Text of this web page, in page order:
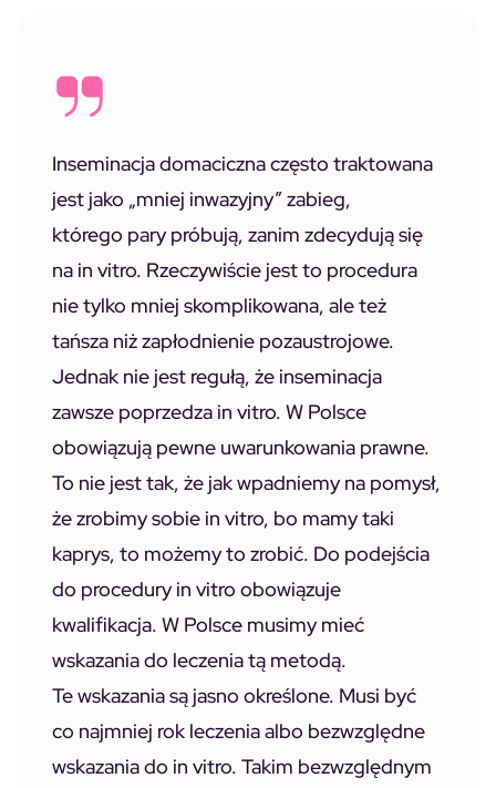
Inseminacja domaciczna często traktowana
jest jako „mniej inwazyjny” zabieg,
którego pary próbują, zanim zdecydują się
na in vitro. Rzeczywiście jest to procedura
nie tylko mniej skomplikowana, ale też
tańsza niż zapłodnienie pozaustrojowe.
Jednak nie jest regułą, że inseminacja
zawsze poprzedza in vitro. W Polsce
obowiązują pewne uwarunkowania prawne.
To nie jest tak, że jak wpadniemy na pomysł,
że zrobimy sobie in vitro, bo mamy taki
kaprys, to możemy to zrobić. Do podejścia
do procedury in vitro obowiązuje
kwalifikacja. W Polsce musimy mieć
wskazania do leczenia tą metodą.
Te wskazania są jasno określone. Musi być
co najmniej rok leczenia albo bezwzględne
wskazania do in vitro. Takim bezwzględnym